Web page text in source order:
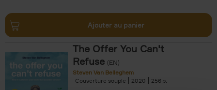
Ajouter au panier
The Offer You Can't
Refuse (EN)
Steven Van Belleghem
Couverture souple
2020 256